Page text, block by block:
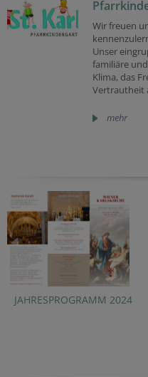
Wir freuen
Unser
familiäre
Klima, das
Vertrautheit
mehr
JAHRESPROGRAMM 2024